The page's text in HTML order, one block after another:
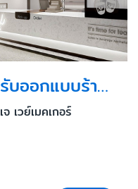
รับออกแบบร้านค้า ร้านอาหารในห้าง
เจ เวย์เมคเกอร์